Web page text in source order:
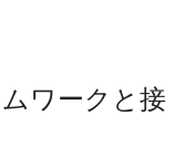
ワークと接